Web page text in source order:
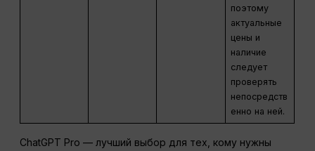
поэтому
актуальные
цены и
наличие
следует
проверять
непосредств
енно на ней.
ChatGPT Pro — лучший выбор для тех, кому нужны